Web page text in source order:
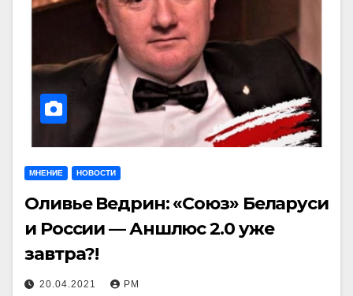
МНЕНИЕ НОВОСТИ
Оливье Ведрин: «Союз» Беларуси
и России — Аншлюс 2.0 уже
завтра?!
20.04.2021 РМ